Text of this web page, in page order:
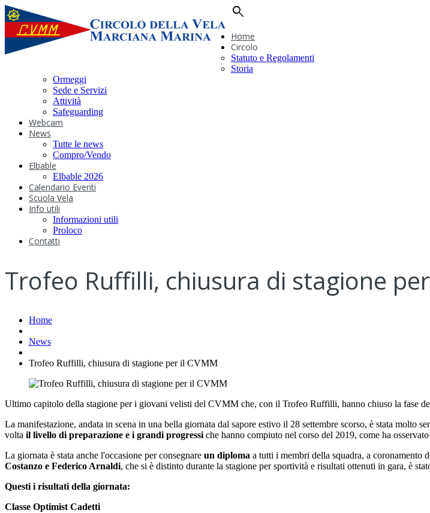
search
Home
Circolo
Statuto e Regolamenti
Storia
Ormeggi
Sede e Servizi
Attività
Safeguarding
Webcam
News
Tutte le news
Compro/Vendo
Elbable
Elbable 2026
Calendario Eventi
Scuola Vela
Info utili
Informazioni utili
Proloco
Contatti
Trofeo Ruffilli, chiusura di stagione
Home
News
Trofeo Ruffilli, chiusura di stagione per il CVMM
Ultimo capitolo della stagione per i giovani velisti del CVMM che, con il Trofeo Ruffilli, hanno chiuso la fase
La manifestazione, andata in scena in una bella giornata dal sapore estivo il 28 settembre scorso, è stata molto
volta il livello di preparazione e i grandi progressi che hanno compiuto nel corso del 2019, come ha
La giornata è stata anche l'occasione per consegnare un diploma a tutti i membri della squadra, a coronamento
Costanzo e Federico Arnaldi, che si è distinto durante la stagione per sportività e risultati ottenuti in gara, è
Questi i risultati della giornata:
Classe Optimist Cadetti